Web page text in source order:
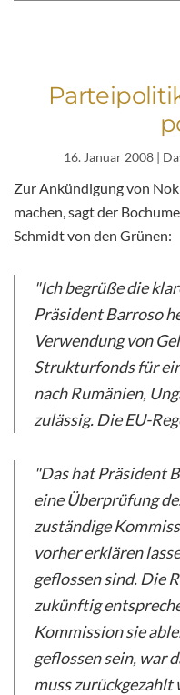
16. Januar 2008|
Zur Ankündigung von
machen, sagt der
Schmidt von den Grünen:
"Ich begrüße die
Präsident Barroso
Verwendung von
Strukturfonds für
nach Rumänien,
zulässig. Die EU-
"Das hat Präsident
eine Überprüfung
zuständige
vorher erklären
geflossen sind. Die
zukünftig
Kommission sie
geflossen sein, war
muss zurückgezahlt